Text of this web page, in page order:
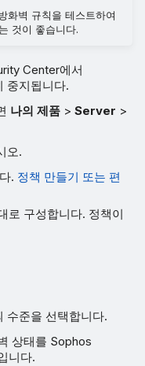
화벽 규칙을 테스트하여
것이 좋습니다.
Center에서
중지됩니다.
나의 제품 > Server >
오.
. 정책 만들기 또는 편
로 구성합니다. 정책이
수준을 선택합니다.
상태를 Sophos
니다.